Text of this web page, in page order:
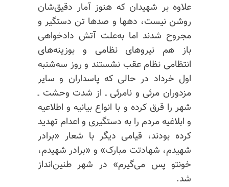
علاوه بر شهیدان که هنوز آمار دقیق‌شان
روشن نیست، دهها و صدها تن دستگیر و
مجروح شدند اما به‌علت آتش دادخواهی
باز هم نیروهای نظامی و بوزینه‌های
انتظامی نظام عقب نشستند و روز سه‌شنبه
اول خرداد در حالی که پاسداران و سایر
مزدوران مرئی و نامرئی ـ از شدت وحشت ـ‌
شهر را قرق کرده و با انواع بیانیه و اطلاعیه
و ابلاغیه مردم را به دستگیری و اعدام تهدید
کرده بودند، قیامی دیگر با شعار «برادر
شهیدم، شهادتت مبارک» و «برادر شهیدم،
خونتو پس می‌گیرم» در شهر طنین‌انداز
شد.